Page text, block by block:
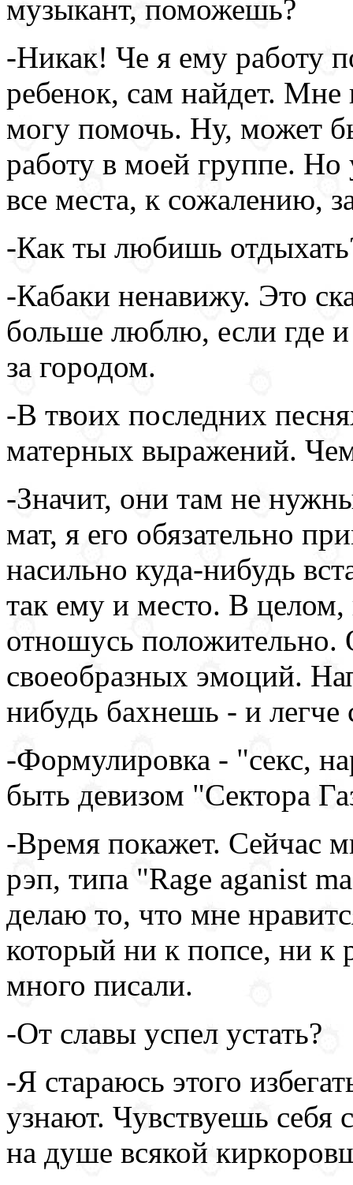
музыкант, поможешь?
-Никак! Че я ему работу
ребенок, сам найдет.
могу помочь. Ну, может
работу в моей группе.
все места, к сожалению,
-Как ты любишь
-Кабаки ненавижу. Это
больше люблю, если где и
за городом.
-В твоих последних
матерных выражений. Чем
-Значит, они там не
мат, я его обязательно
насильно куда-нибудь
так ему и место. В целом,
отношусь положительно.
своеобразных эмоций.
нибудь бахнешь - и легче
-Формулировка - "секс,
быть девизом "Сектора
-Время покажет. Сейчас
рэп, типа "Rage aganist
делаю то, что мне
который ни к попсе, ни к
много писали.
-От славы успел устать?
-Я стараюсь этого
узнают. Чувствуешь себя
на душе всякой